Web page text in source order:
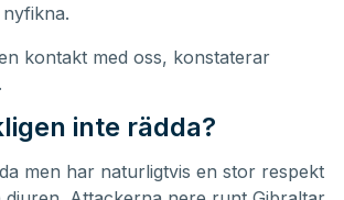
kontakt med oss, konstaterar
inte rädda?
men har naturligtvis en stor respekt